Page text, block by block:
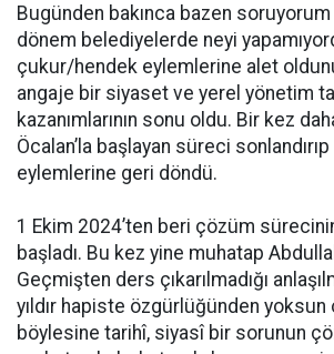
Bugünden bakınca bazen soruyorum
dönem belediyelerde neyi
çukur/hendek eylemlerine alet
angaje bir siyaset ve yerel yönetim
kazanımlarının sonu oldu. Bir kez
Öcalan’la başlayan süreci
eylemlerine geri döndü.
1 Ekim 2024’ten beri çözüm
başladı. Bu kez yine muhatap
Geçmişten ders çıkarılmadığı
yıldır hapiste özgürlüğünden yoksun
böylesine tarihî, siyasî bir sorunun